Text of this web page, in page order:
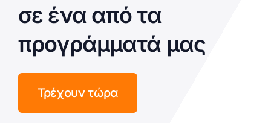
σε ένα από τα
προγράμματά μας
Τρέχουν τώρα